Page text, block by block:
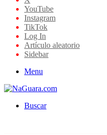
YouTube
Instagram
TikTok
Log In
Artículo aleatorio
Sidebar
Menu
Buscar